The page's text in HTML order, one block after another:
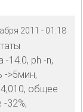
2011 - 01:18
14.0, ph -n,
->5мин,
общее
32%,